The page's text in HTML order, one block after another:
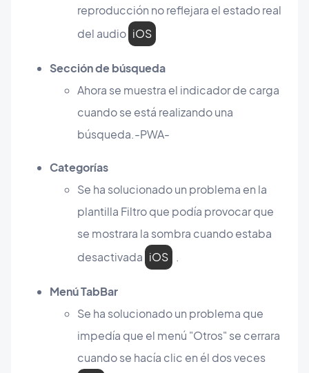
reproducción no reflejara el estado real
del audio iOS
Sección de búsqueda
Ahora se muestra el indicador de carga
cuando se está realizando una
búsqueda.-PWA-
Categorías
Se ha solucionado un problema en la
plantilla Filtro que podía provocar que
se mostrara la sombra cuando estaba
desactivada iOS .
Menú TabBar
Se ha solucionado un problema que
impedía que el menú "Otros" se cerrara
cuando se hacía clic en él dos veces